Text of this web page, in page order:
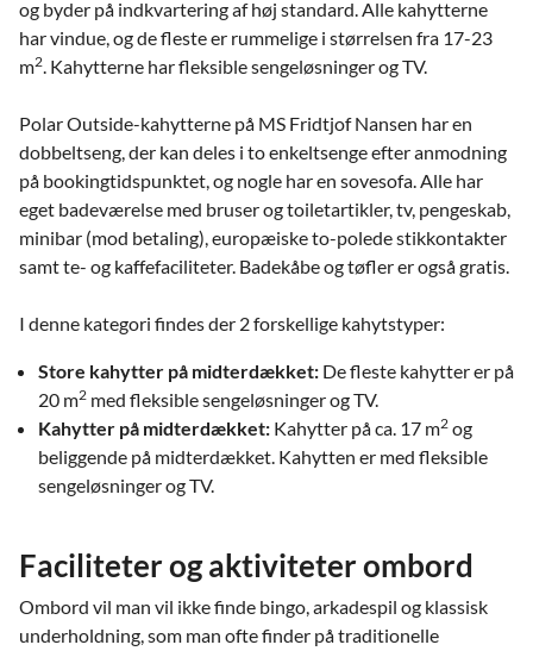
og byder på indkvartering af høj standard. Alle kahytterne
har vindue, og de fleste er rummelige i størrelsen fra 17-23
m2. Kahytterne har fleksible sengeløsninger og TV.
Polar Outside-kahytterne på MS Fridtjof Nansen har en
dobbeltseng, der kan deles i to enkeltsenge efter anmodning
på bookingtidspunktet, og nogle har en sovesofa. Alle har
eget badeværelse med bruser og toiletartikler, tv, pengeskab,
minibar (mod betaling), europæiske to-polede stikkontakter
samt te- og kaffefaciliteter. Badekåbe og tøfler er også gratis.
I denne kategori findes der 2 forskellige kahytstyper:
Store kahytter på midterdækket: De fleste kahytter er på
20 m2 med fleksible sengeløsninger og TV.
Kahytter på midterdækket: Kahytter på ca. 17 m2 og
beliggende på midterdækket. Kahytten er med fleksible
sengeløsninger og TV.
Faciliteter og aktiviteter ombord
Ombord vil man vil ikke finde bingo, arkadespil og klassisk
underholdning, som man ofte finder på traditionelle